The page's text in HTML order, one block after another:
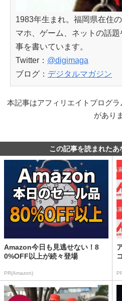
1983年生まれ。福岡県在住
マホ、ゲーム、ネットの話
事を書いています。
Twitter： @digimaga
ブログ： デジタルマガジン
本記事はアフィリエイトプログ
があり
この記事を読まれたあ
Amazon今日も見逃せない！8
0%OFF以上が続々登場
PR(Amazon)